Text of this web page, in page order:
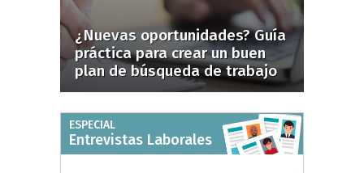
¿Nuevas oportunidades? Guía
práctica para crear un buen
plan de búsqueda de trabajo
ESPECIAL
Entrevistas Laborales